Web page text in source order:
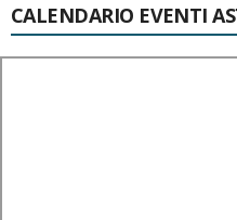
CALENDARIO EVENTI